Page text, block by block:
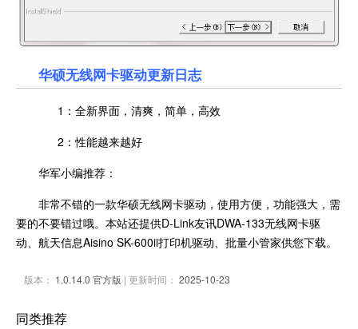
华硕无线网卡驱动更新日志
1：全新界面，清爽，简单，高效
2：性能越来越好
华军小编推荐：
非常不错的一款华硕无线网卡驱动，使用方便，功能强大，需
要的不要错过哦。本站还提供D-Link友讯DWA-133无线网卡驱
动、航天信息Aisino SK-600ii打印机驱动、批量小管家供您下载。
版本： 1.0.14.0 官方版 | 更新时间： 2025-10-23
同类推荐